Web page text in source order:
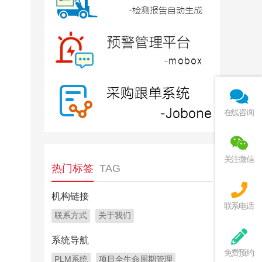
热门标签 TAG
机构链接
联系方式 关于我们
系统导航
PLM系统 项目全生命周期管理
在线咨询
关注微信
联系电话
免费预约